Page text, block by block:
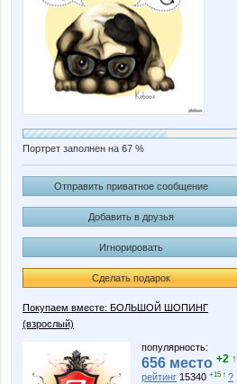
Портрет заполнен на 67 %
Отправить приватное сообщение
Добавить в друзья
Игнорировать
Сделать подарок
Покупаем вместе: БОЛЬШОЙ ШОПИНГ
(взрослый)
популярность:
656 место +2 ↑
рейтинг 15340 +15 ↑ ?